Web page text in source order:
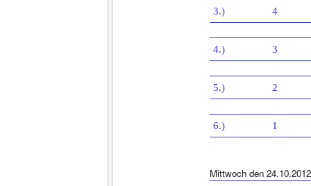
3.) 4
4.) 3
5.) 2
6.) 1
Mittwoch den 24.10.2012